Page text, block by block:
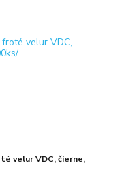
velur VDC, čierne,